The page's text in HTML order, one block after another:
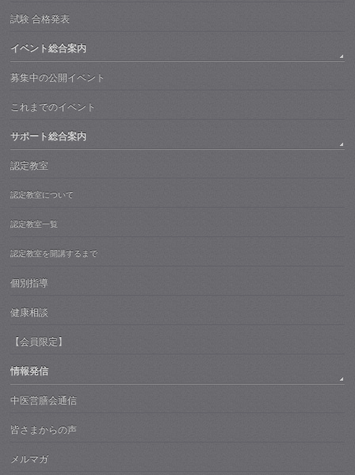
試験 合格発表
イベント総合案内
募集中の公開イベント
これまでのイベント
サポート総合案内
認定教室
認定教室について
認定教室一覧
認定教室を開講するまで
個別指導
健康相談
【会員限定】
情報発信
中医営膳会通信
皆さまからの声
メルマガ